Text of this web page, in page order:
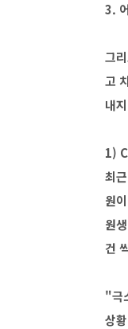
3.
그
고
내
1)
최
원
원
건
"극
상